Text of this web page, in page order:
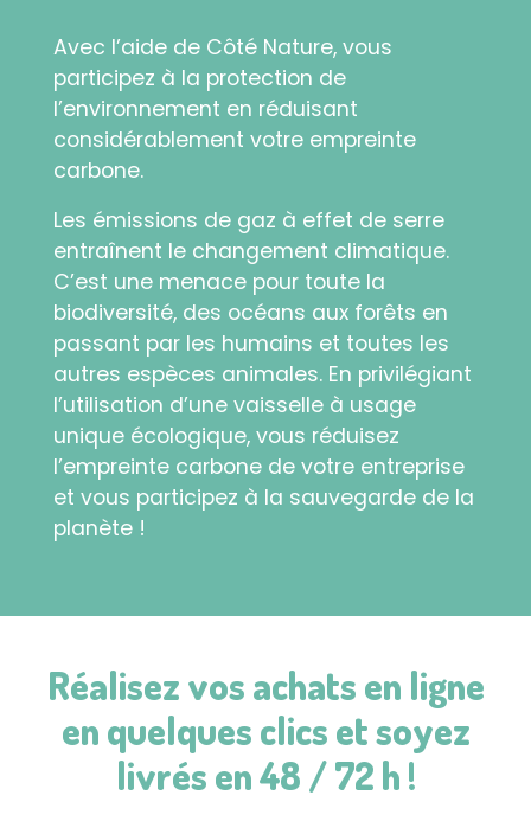
Avec l’aide de Côté Nature, vous
participez à la protection de
l’environnement en réduisant
considérablement votre empreinte
carbone.
Les émissions de gaz à effet de serre
entraînent le changement climatique.
C’est une menace pour toute la
biodiversité, des océans aux forêts en
passant par les humains et toutes les
autres espèces animales. En privilégiant
l’utilisation d’une vaisselle à usage
unique écologique, vous réduisez
l’empreinte carbone de votre entreprise
et vous participez à la sauvegarde de la
planète !
Réalisez vos achats en ligne
en quelques clics et soyez
livrés en 48 / 72 h !